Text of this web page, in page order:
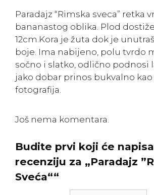
Paradajz “Rimska sveca” retka
bananastog oblika. Plod
12cm.Kora je žuta dok je
boje. Ima nabijeno, polu tvrdo
sočno i slatko, odlično podnosi
jako dobar prinos bukvalno kao
fotografija.
Još nema komentara.
Budite prvi koji će
recenziju za „Paradajz
Sveća““